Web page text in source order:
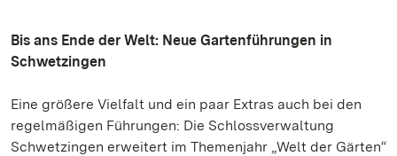
Bis ans Ende der Welt: Neue Gartenführungen in
Schwetzingen
Eine größere Vielfalt und ein paar Extras auch bei den
regelmäßigen Führungen: Die Schlossverwaltung
Schwetzingen erweitert im Themenjahr „Welt der Gärten“